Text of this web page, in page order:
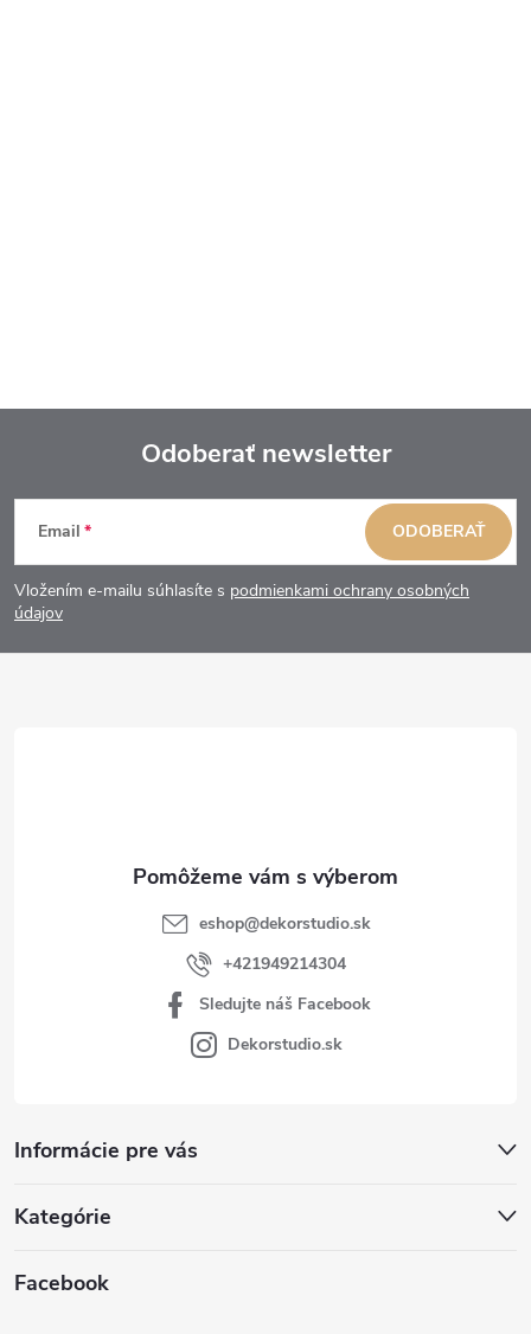
Z
á
p
Odoberať newsletter
Email
Vložením e-mailu súhlasíte s podmienkami ochrany osobných
údajov
ODOBERAŤ
Informácie pre vás
Kategórie
Facebook
eshop@dekorstudio.sk
+421949214304
Sledujte náš Facebook
Dekorstudio.sk